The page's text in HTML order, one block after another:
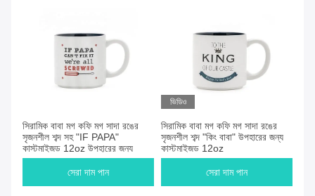
সিরামিক বাবা মগ কফি মগ সাদা রঙের
সৃজনশীল শব্দ সহ "IF PAPA"
কাস্টমাইজড 12oz উপহারের জন্য
সেরা দাম পান
ভিডিও
সিরামিক বাবা মগ কফি মগ সাদা রঙের
সৃজনশীল শব্দ "কিং বাবা" উপহারের জন্য
কাস্টমাইজড 12oz
সেরা দাম পান